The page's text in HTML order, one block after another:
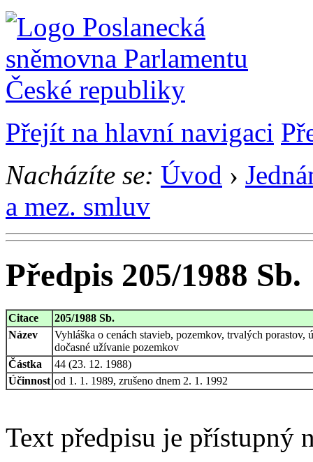
Přejít na hlavní navigaci
Nacházíte se: Úvod ›
a mez. smluv
Předpis 205/1988 Sb.
Citace
205/1988 Sb.
Název
Vyhláška o cenách stavieb, pozemkov, trvalých porastov,
dočasné užívanie pozemkov
Částka
44 (23. 12. 1988)
Účinnost od 1. 1. 1989, zrušeno dnem 2. 1. 1992
Text předpisu je přístupný